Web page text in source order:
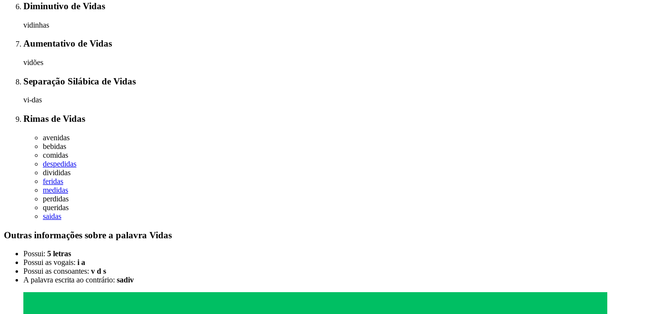
Diminutivo de Vidas
vidinhas
Aumentativo de Vidas
vidões
Separação Silábica de Vidas
vi-das
Rimas de Vidas
avenidas
bebidas
comidas
despedidas
divididas
feridas
medidas
perdidas
queridas
saidas
Outras informações sobre a palavra Vidas
Possui: 5 letras
Possui as vogais: i a
Possui as consoantes: v d s
A palavra escrita ao contrário: sadiv